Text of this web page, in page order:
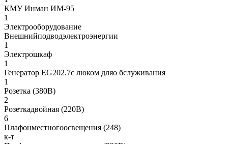
КМУ Инман ИМ-95
1
Электрооборудование
Внешнийподводэлектроэнергии
1
Электрошкаф
1
Генератор EG202.7с люком дляо бслуживания
1
Розетка (380В)
2
Розеткадвойная (220В)
6
Плафонместногоосвещения (248)
к-т